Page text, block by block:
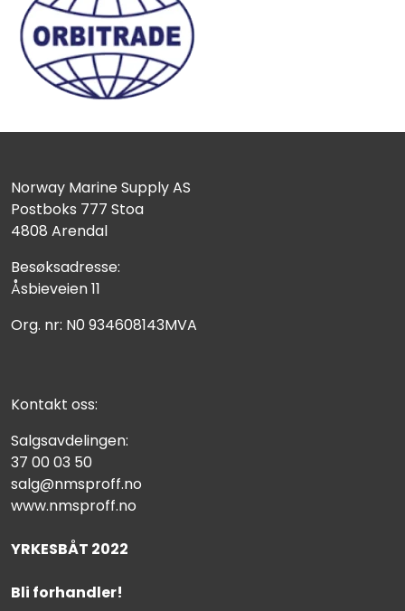
Norway Marine Supply AS
Postboks 777 Stoa
4808 Arendal
Besøksadresse:
Åsbieveien 11
Org. nr: N0 934608143MVA
Kontakt oss:
Salgsavdelingen:
37 00 03 50
salg@nmsproff.no
www.nmsproff.no
YRKESBÅT 2022
Bli forhandler!